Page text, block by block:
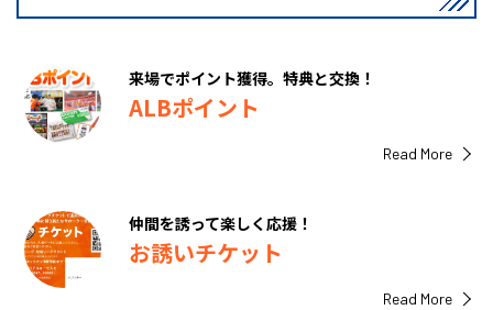
来場でポイント獲得。特典と交換！
ALBポイント
Read More
仲間を誘って楽しく応援！
お誘いチケット
Read More